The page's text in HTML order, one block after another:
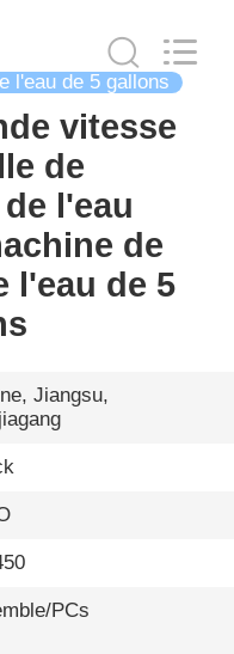
l'eau de 5 gallons
vitesse
de
l'eau
de
l'eau de 5
Jiangsu,
PCs